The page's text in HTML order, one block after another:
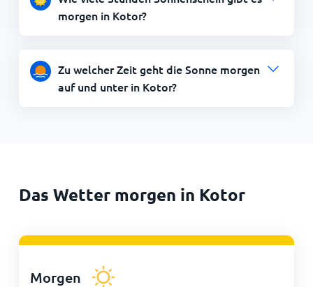
morgen in Kotor?
Zu welcher Zeit geht die Sonne morgen
auf und unter in Kotor?
Das Wetter morgen in Kotor
Morgen